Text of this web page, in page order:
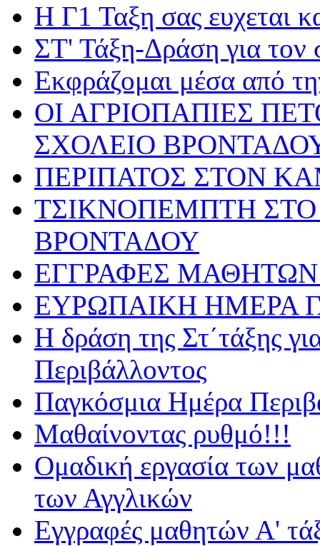
Η Γ1 Ταξη σας ευχεται
ΣΤ' Τάξη-Δράση για τον
Εκφράζομαι μέσα από
ΟΙ ΑΓΡΙΟΠΑΠΙΕΣ
ΣΧΟΛΕΙΟ
ΠΕΡΙΠΑΤΟΣ ΣΤΟΝ
ΤΣΙΚΝΟΠΕΜΠΤΗ ΣΤΟ
ΒΡΟΝΤΑΔΟΥ
ΕΓΓΡΑΦΕΣ ΜΑΘΗΤΩΝ
ΕΥΡΩΠΑΙΚΗ ΗΜΕΡΑ
Η δράση της Στ΄τάξης
Περιβάλλοντος
Παγκόσμια Ημέρα
Μαθαίνοντας ρυθμό!!!
Ομαδική εργασία των
των Αγγλικών
Εγγραφές μαθητών Α'